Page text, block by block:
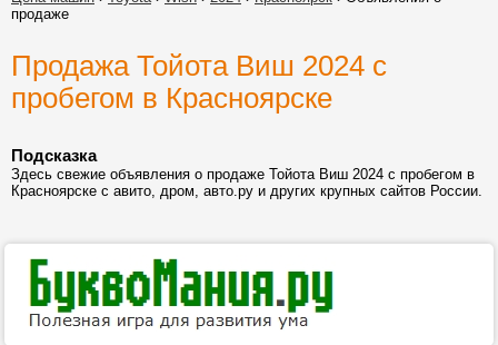
продаже
Продажа Тойота Виш 2024 с
пробегом в Красноярске
Подсказка
Здесь свежие объявления о продаже Тойота Виш 2024 с пробегом в
Красноярске с авито, дром, авто.ру и других крупных сайтов России.